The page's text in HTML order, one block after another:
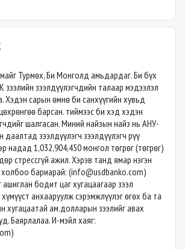
Турмөх, Би Монголд амьдардаг. Би бүх
зээлдүүлэгчдийн талаар мэдээлэл
Хэдэн сарын өмнө би санхүүгийн хувьд
барсан. тиймээс би хэд хэдэн
шалгасан. Миний найзын найз нь АНУ-
зээлдүүлэгч зээлдүүлэгч рүү
надад 1,032,904,450 монгол төгрөг (төгрөг)
стрессгүй ажил. Хэрэв танд ямар нэгэн
холбоо бариарай: (info@usdbanko.com)
бодит цаг хугацаагаар зээл
анхааруулж сэрэмжлүүлэг өгөх ба та
хугацаатай ам.долларын зээлийг авах
Баярлалаа. И-мэйл хаяг:
)